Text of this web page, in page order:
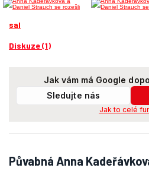
sal
Diskuze (1)
Jak vám má Google
Sledujte nás
Jak to celé
Půvabná Anna